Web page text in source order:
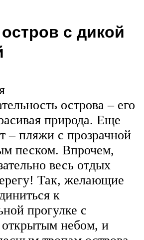
с дикой
острова – его
природа. Еще
– пляжи с прозрачной
песком. Впрочем,
весь отдых
Так, желающие
к
прогулке с
открытым небом, и